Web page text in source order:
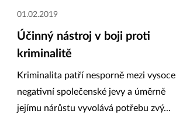
01.02.2019
Účinný nástroj v boji proti
kriminalitě
Kriminalita patří nesporně mezi vysoce
negativní společenské jevy a úměrně
jejímu nárůstu vyvolává potřebu zvý...